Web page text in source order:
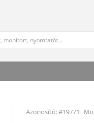
Azonosító: #19771